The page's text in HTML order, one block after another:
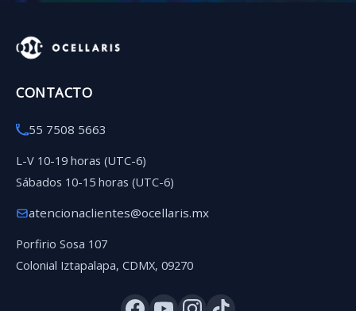
CONTACTO
55 7508 5663
L-V 10-19 horas (UTC-6)
Sábados 10-15 horas (UTC-6)
atencionaclientes@ocellaris.mx
Porfirio Sosa 107
Colonial Iztapalapa, CDMX, 09270